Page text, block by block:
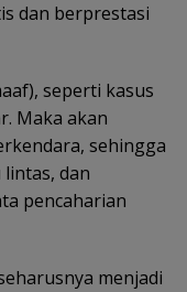
dan berprestasi
seperti kasus
Maka akan
sehingga
dan
pencaharian
menjadi